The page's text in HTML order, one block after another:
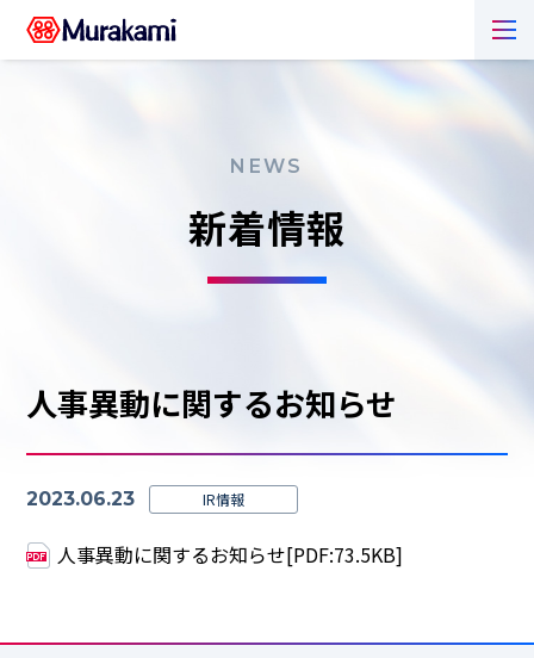
NEWS
新着情報
人事異動に関するお知らせ
2023.06.23 IR情報
人事異動に関するお知らせ[PDF:73.5KB]